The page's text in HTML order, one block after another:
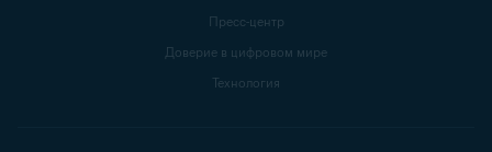
Пресс-центр
Доверие в цифровом мире
Технология